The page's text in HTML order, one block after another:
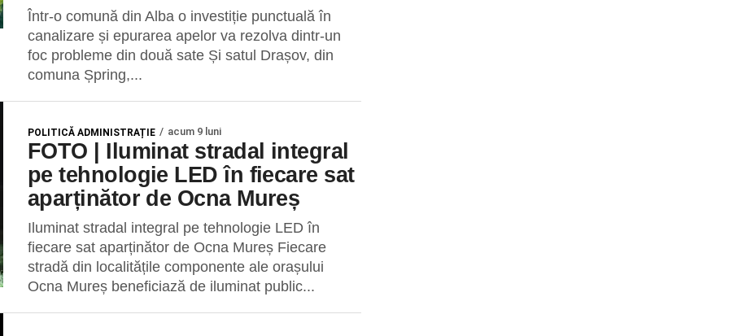
Într-o comună din Alba o investiție punctuală în
canalizare și epurarea apelor va rezolva dintr-un
foc probleme din două sate Și satul Drașov, din
comuna Șpring,...
POLITICĂ ADMINISTRAȚIE acum 9 luni
FOTO | Iluminat stradal integral
pe tehnologie LED în fiecare sat
aparținător de Ocna Mureș
Iluminat stradal integral pe tehnologie LED în
fiecare sat aparținător de Ocna Mureș Fiecare
stradă din localitățile componente ale orașului
Ocna Mureș beneficiază de iluminat public...